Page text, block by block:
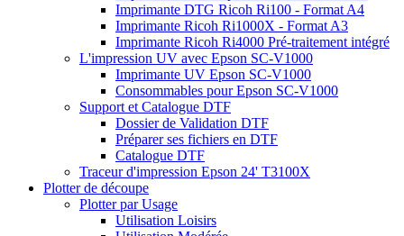
Imprimante DTG Ricoh Ri100 - Format A4
Imprimante Ricoh Ri1000X - Format A3
Imprimante Ricoh Ri4000 Pré-traitement intégré
L'impression UV avec Epson SC-V1000
Imprimante UV Epson SC-V1000
Consommables pour Epson SC-V1000
Support et Catalogue DTF
Dossier de Validation DTF
Préparer ses fichiers en DTF
Catalogue DTF
Traceur d'impression Epson 24' T3100X
Plotter de découpe
Plotter par Usage
Utilisation Loisirs